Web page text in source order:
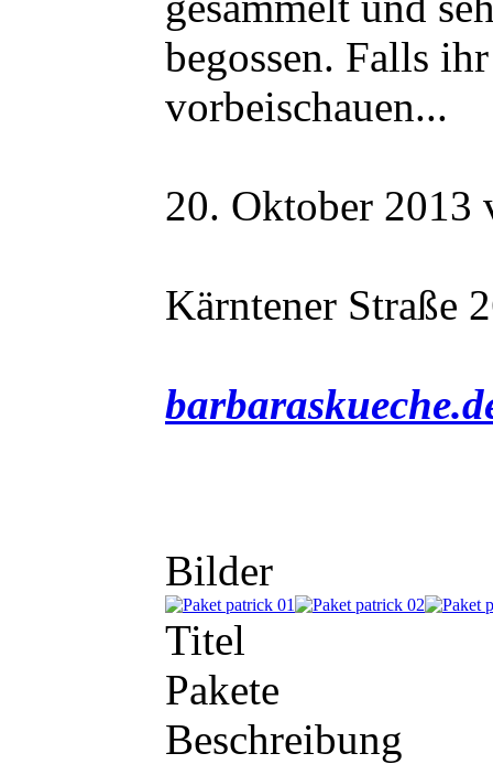
begossen. Falls
vorbeischauen...
20. Oktober 2013
Kärntener Straße
Bilder
Titel
Pakete
Beschreibung